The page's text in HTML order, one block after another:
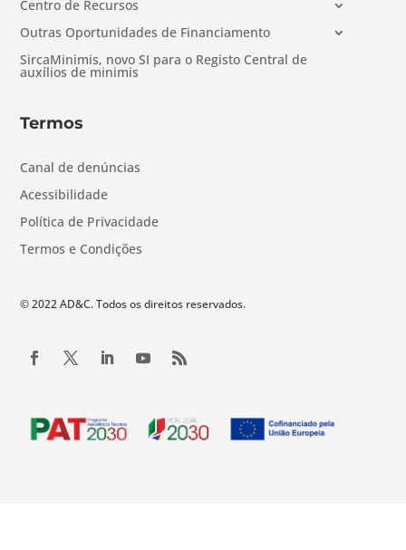
Centro de Recursos
Outras Oportunidades de Financiamento
SircaMinimis, novo SI para o Registo Central de
auxílios de minimis
Termos
Canal de denúncias
Acessibilidade
Política de Privacidade
Termos e Condições
© 2022 AD&C. Todos os direitos reservados.